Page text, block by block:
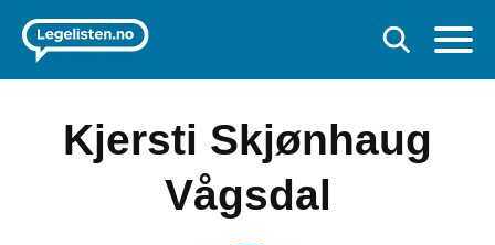
Kjersti Skjønhaug
Vågsdal